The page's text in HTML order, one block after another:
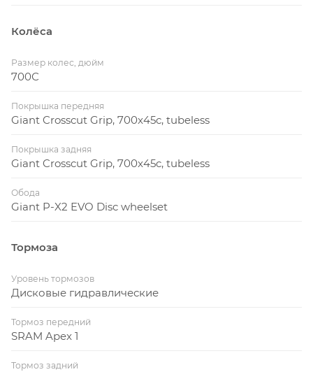
Колёса
Размер колес, дюйм
700С
Покрышка передняя
Giant Crosscut Grip, 700x45c, tubeless
Покрышка задняя
Giant Crosscut Grip, 700x45c, tubeless
Обода
Giant P-X2 EVO Disc wheelset
Тормоза
Уровень тормозов
Дисковые гидравлические
Тормоз передний
SRAM Apex 1
Тормоз задний